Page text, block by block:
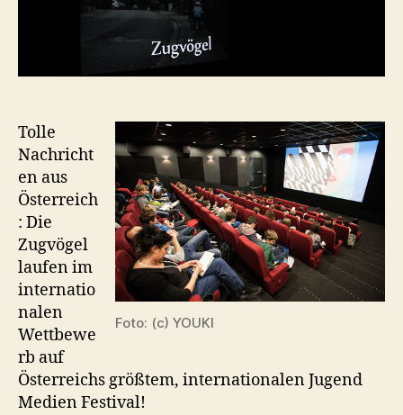
Foto: (c) YOUKI
Tolle
Nachricht
en aus
Österreich
: Die
Zugvögel
laufen im
internatio
nalen
Wettbewe
rb auf
Österreichs größtem, internationalen Jugend
Medien Festival!